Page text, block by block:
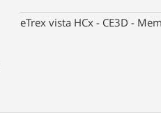
eTrex vista HCx - CE3D -